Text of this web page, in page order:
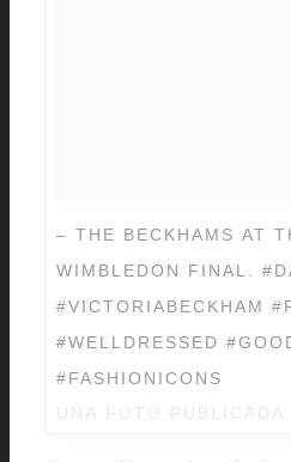
– THE BECKHAMS AT
WIMBLEDON FINAL.
#VICTORIABECKHAM
#WELLDRESSED
#FASHIONICONS